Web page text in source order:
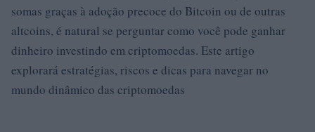
somas graças à adoção precoce do Bitcoin ou de outras
altcoins, é natural se perguntar como você pode ganhar
dinheiro investindo em criptomoedas. Este artigo
explorará estratégias, riscos e dicas para navegar no
mundo dinâmico das criptomoedas